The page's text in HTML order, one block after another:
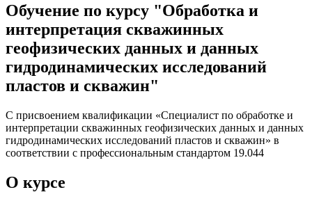
Обучение по курсу "Обработка и
интерпретация скважинных
геофизических данных и данных
гидродинамических исследований
пластов и скважин"
С присвоением квалификации «Специалист по обработке и
интерпретации скважинных геофизических данных и данных
гидродинамических исследований пластов и скважин» в
соответствии с профессиональным стандартом 19.044
О курсе